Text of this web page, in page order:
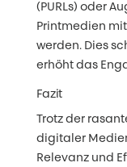
(PURLs) oder
Printmedien
werden. Dies
erhöht das
Fazit
Trotz der
digitaler
Relevanz und